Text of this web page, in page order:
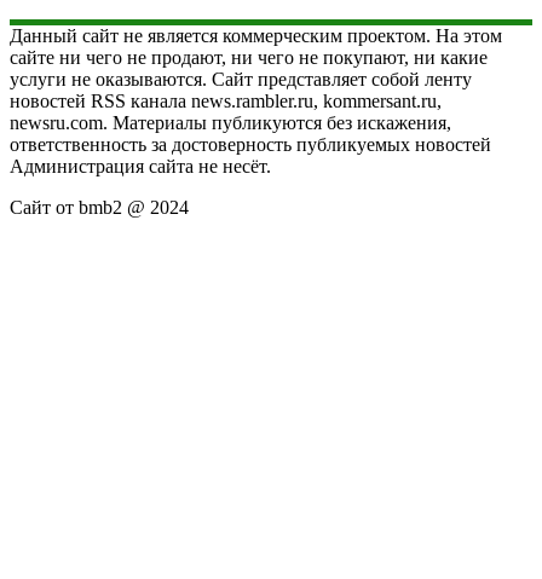
Данный сайт не является коммерческим проектом. На этом
сайте ни чего не продают, ни чего не покупают, ни какие
услуги не оказываются. Сайт представляет собой ленту
новостей RSS канала news.rambler.ru, kommersant.ru,
newsru.com. Материалы публикуются без искажения,
ответственность за достоверность публикуемых новостей
Администрация сайта не несёт.
Сайт от bmb2 @ 2024